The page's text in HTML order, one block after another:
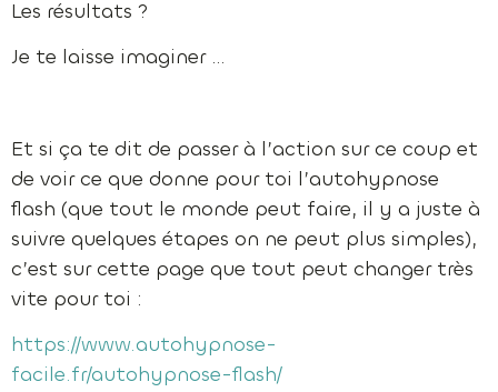
Les résultats ?
Je te laisse imaginer …
Et si ça te dit de passer à l’action sur ce coup et
de voir ce que donne pour toi l’autohypnose
flash (que tout le monde peut faire, il y a juste à
suivre quelques étapes on ne peut plus simples),
c’est sur cette page que tout peut changer très
vite pour toi :
https://www.autohypnose-
facile.fr/autohypnose-flash/